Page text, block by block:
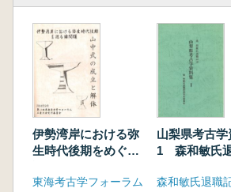
伊勢湾岸における弥
生時代後期をめぐる
立と解体
東海考古学フォーラム
山梨県考古学
1 森和敏氏